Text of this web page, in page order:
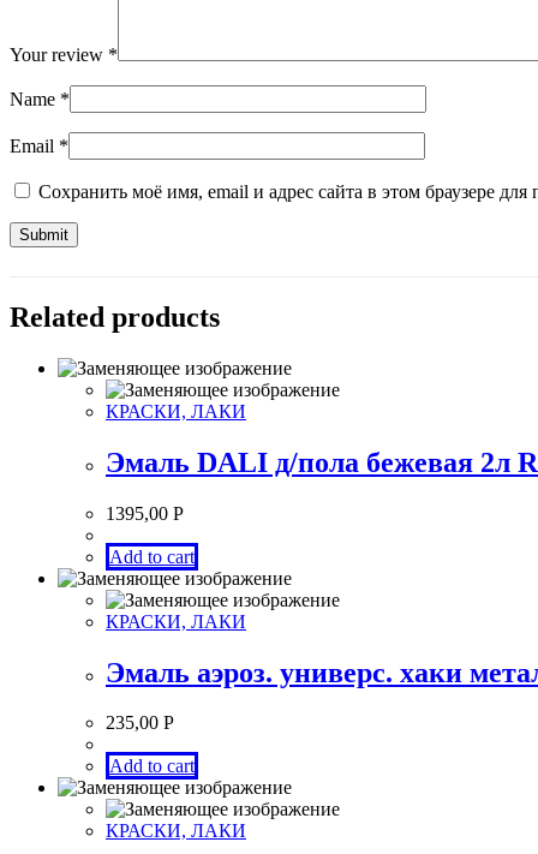
Your review *
Name *
Email *
Сохранить моё имя, email и адрес сайта в этом браузере
Related products
КРАСКИ, ЛАКИ
Эмаль DALI д/пола бежевая 2л
1395,00 Р
Add to cart
КРАСКИ, ЛАКИ
Эмаль аэроз. универс. хаки
235,00 Р
Add to cart
КРАСКИ, ЛАКИ